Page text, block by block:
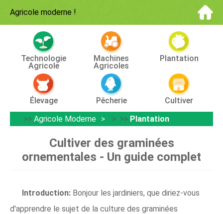
Agricole moderne !
Technologie
Agricole
Machines
Agricoles
Plantation
Élevage Pêcherie
Cultiver
>> Agricole Moderne > >> Plantation
Cultiver des graminées
ornementales - Un guide complet
Introduction: Bonjour les jardiniers, que diriez-vous
d'apprendre le sujet de la culture des graminées